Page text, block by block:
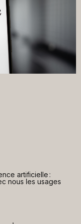
artificielle :
nous les usages